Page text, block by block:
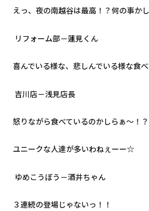
えっ、夜の南越谷は最高！？何の事か
リフォーム部－蓮見くん
喜んでいる様な、悲しんでいる様な食
吉川店－浅見店長
怒りながら食べているのかしらぁ～！？
ユニークな人達が多いわねぇーー☆
ゆめこうぼう－酒井ちゃん
３連続の登場じゃないっ！！